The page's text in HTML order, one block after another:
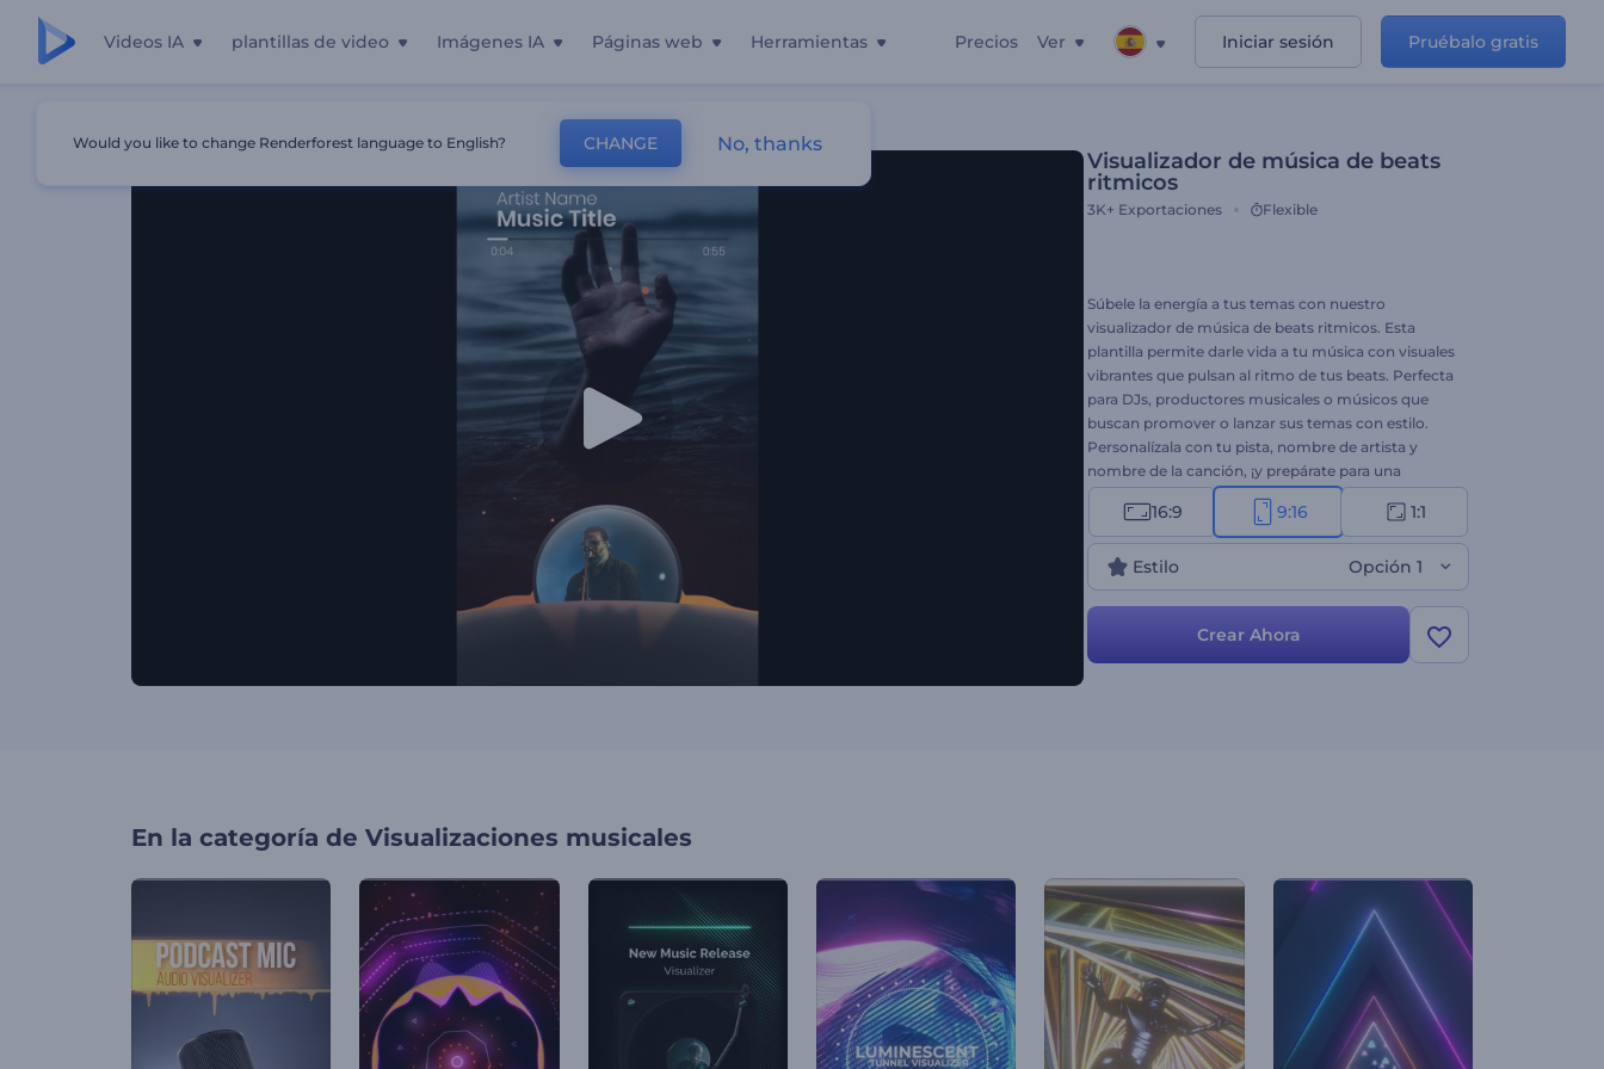
Videos IA plantillas de video Imágenes IA Páginas web Herramientas Precios Ver Iniciar sesión Pruébalo gratis
Visualizador de música de beats
ritmicos
3K+ Exportaciones Flexible
Súbele la energía a tus temas con nuestro
visualizador de música de beats ritmicos. Esta
plantilla permite darle vida a tu música con visuales
vibrantes que pulsan al ritmo de tus beats. Perfecta
para DJs, productores musicales o músicos que
buscan promover o lanzar sus temas con estilo.
Personalízala con tu pista, nombre de artista y
nombre de la canción, ¡y prepárate para una
experiencia musical única! Crea ahora y amplía tu
base de fans.
16:9 9:16 1:1
Estilo Opción 1
Crear Ahora
En la categoría de Visualizaciones musicales
Would you like to change Renderforest language to English? CHANGE No, thanks